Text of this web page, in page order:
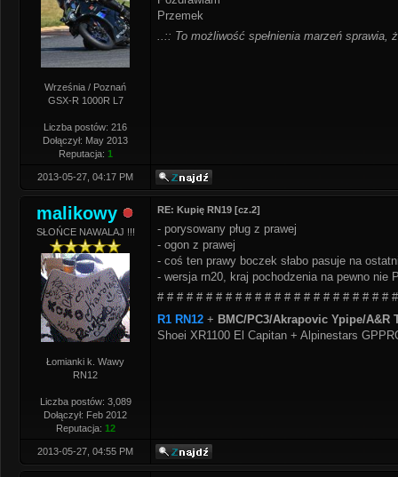
Września / Poznań
GSX-R 1000R L7
Liczba postów: 216
Dołączył: May 2013
Reputacja: 1
Przemek
..:: To możliwość spełnienia marzeń
2013-05-27, 04:17 PM
malikowy
SŁOŃCE NAWALAJ !!!
Łomianki k. Wawy
RN12
Liczba postów: 3,089
Dołączył: Feb 2012
Reputacja: 12
RE: Kupię RN19 [cz.2]
- porysowany pług z prawej
- ogon z prawej
- coś ten prawy boczek słabo pasuje na
- wersja rn20, kraj pochodzenia na pewno nie
# # # # # # # # # # # # # # # # # # # # # # # #
R1 RN12 + BMC/PC3/Akrapovic Ypipe/A&R
Shoei XR1100 El Capitan + Alpinestars
2013-05-27, 04:55 PM